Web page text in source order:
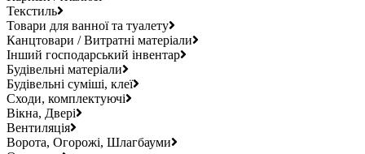
Текстиль
Товари для ванної та туалету
Канцтовари / Витратні матеріали
Інший господарський інвентар
Будівельні матеріали
Будівельні суміші, клеї
Сходи, комплектуючі
Вікна, Двері
Вентиляція
Ворота, Огорожі, Шлагбауми